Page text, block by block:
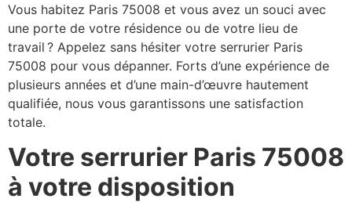
Vous habitez Paris 75008 et vous avez un souci avec
une porte de votre résidence ou de votre lieu de
travail ? Appelez sans hésiter votre serrurier Paris
75008 pour vous dépanner. Forts d’une expérience de
plusieurs années et d’une main-d’œuvre hautement
qualifiée, nous vous garantissons une satisfaction
totale.
Votre serrurier Paris 75008
à votre disposition